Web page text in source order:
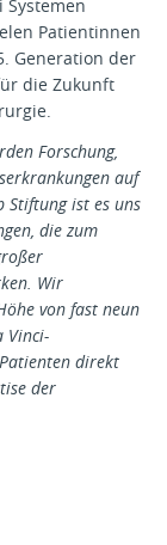
Patientinnen
Generation der
die Zukunft
Forschung,
auf
Stiftung ist es uns
die zum
Wir
von fast neun
Vinci-
direkt
der